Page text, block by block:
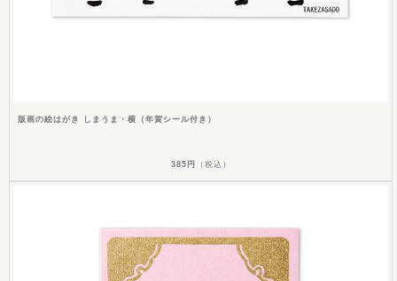
版画の絵はがき しまうま・横（年賀シール付き）
385円 （税込）